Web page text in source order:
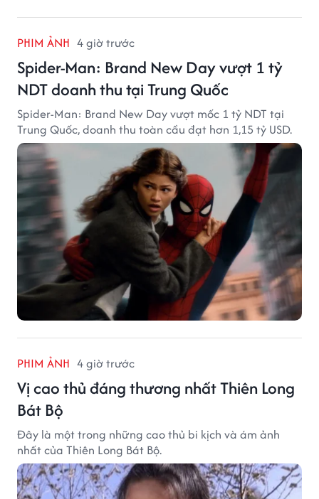
PHIM ẢNH 4 giờ trước
Spider-Man: Brand New Day vượt 1 tỷ
NDT doanh thu tại Trung Quốc
Spider-Man: Brand New Day vượt mốc 1 tỷ NDT tại
Trung Quốc, doanh thu toàn cầu đạt hơn 1,15 tỷ USD.
PHIM ẢNH 4 giờ trước
Vị cao thủ đáng thương nhất Thiên Long
Bát Bộ
Đây là một trong những cao thủ bi kịch và ám ảnh
nhất của Thiên Long Bát Bộ.